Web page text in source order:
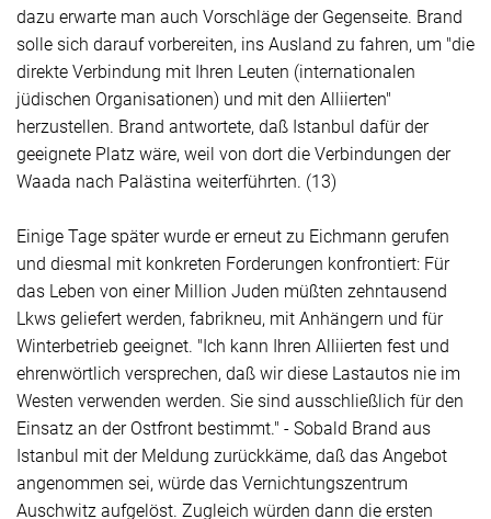
dazu erwarte man auch Vorschläge der Gegenseite. Brand
solle sich darauf vorbereiten, ins Ausland zu fahren, um "die
direkte Verbindung mit Ihren Leuten (internationalen
jüdischen Organisationen) und mit den Alliierten"
herzustellen. Brand antwortete, daß Istanbul dafür der
geeignete Platz wäre, weil von dort die Verbindungen der
Waada nach Palästina weiterführten. (13)
Einige Tage später wurde er erneut zu Eichmann gerufen
und diesmal mit konkreten Forderungen konfrontiert: Für
das Leben von einer Million Juden müßten zehntausend
Lkws geliefert werden, fabrikneu, mit Anhängern und für
Winterbetrieb geeignet. "Ich kann Ihren Alliierten fest und
ehrenwörtlich versprechen, daß wir diese Lastautos nie im
Westen verwenden werden. Sie sind ausschließlich für den
Einsatz an der Ostfront bestimmt." - Sobald Brand aus
Istanbul mit der Meldung zurückkäme, daß das Angebot
angenommen sei, würde das Vernichtungszentrum
Auschwitz aufgelöst. Zugleich würden dann die ersten